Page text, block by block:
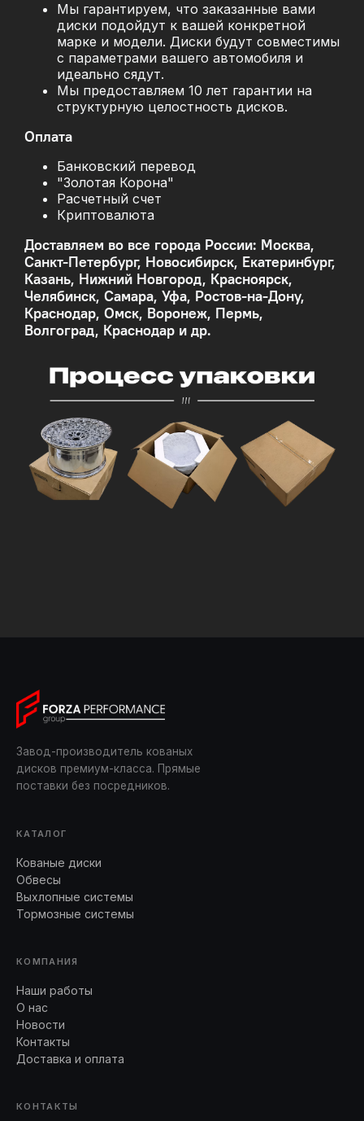
Мы гарантируем, что заказанные вами
диски подойдут к вашей конкретной
марке и модели. Диски будут совместимы
с параметрами вашего автомобиля и
идеально сядут.
Мы предоставляем 10 лет гарантии на
структурную целостность дисков.
Оплата
Банковский перевод
"Золотая Корона"
Расчетный счет
Криптовалюта
Доставляем во все города России: Москва,
Санкт-Петербург, Новосибирск, Екатеринбург,
Казань, Нижний Новгород, Красноярск,
Челябинск, Самара, Уфа, Ростов-на-Дону,
Краснодар, Омск, Воронеж, Пермь,
Волгоград, Краснодар и др.
Завод-производитель кованых
дисков премиум-класса. Прямые
поставки без посредников.
КАТАЛОГ
Кованые диски
Обвесы
Выхлопные системы
Тормозные системы
КОМПАНИЯ
Наши работы
О нас
Новости
Контакты
Доставка и оплата
КОНТАКТЫ